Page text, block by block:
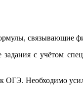
связывающие
задания с учётом
ОГЭ. Необходимо